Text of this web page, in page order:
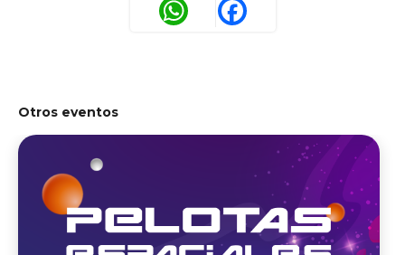
WhatsAppFacebook
Otros eventos